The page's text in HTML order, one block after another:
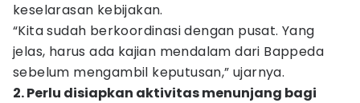
keselarasan kebijakan.
“Kita sudah berkoordinasi dengan pusat. Yang
jelas, harus ada kajian mendalam dari Bappeda
sebelum mengambil keputusan,” ujarnya.
2. Perlu disiapkan aktivitas menunjang bagi